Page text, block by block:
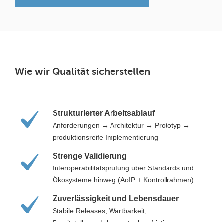
Wie wir Qualität sicherstellen
Strukturierter Arbeitsablauf
Anforderungen → Architektur → Prototyp →
produktionsreife Implementierung
Strenge Validierung
Interoperabilitätsprüfung über Standards und
Ökosysteme hinweg (AoIP + Kontrollrahmen)
Zuverlässigkeit und Lebensdauer
Stabile Releases, Wartbarkeit,